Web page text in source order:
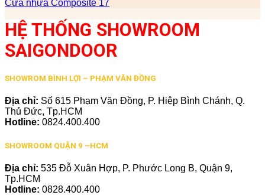
Cửa nhựa Composite 17
HỆ THỐNG SHOWROOM
SAIGONDOOR
SHOWROM BÌNH LỢI – PHẠM VĂN ĐỒNG
Địa chỉ: Số 615 Phạm Văn Đồng, P. Hiệp Bình Chánh, Q.
Thủ Đức, Tp.HCM
Hotline: 0824.400.400
SHOWROOM QUẬN 9 –HCM
Địa chỉ: 535 Đỗ Xuân Hợp, P. Phước Long B, Quận 9,
Tp.HCM
Hotline: 0828.400.400